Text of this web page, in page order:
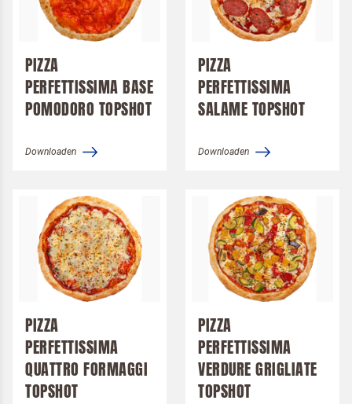
PIZZA
PERFETTISSIMA BASE
POMODORO TOPSHOT
Downloaden
PIZZA
PERFETTISSIMA
SALAME TOPSHOT
Downloaden
PIZZA
PERFETTISSIMA
QUATTRO FORMAGGI
TOPSHOT
PIZZA
PERFETTISSIMA
VERDURE GRIGLIATE
TOPSHOT